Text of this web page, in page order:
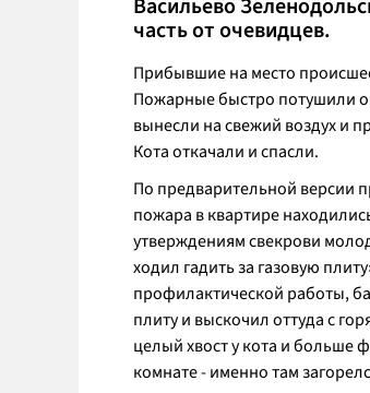
часть от очевидцев.
Прибывшие на место
Пожарные быстро потушили
вынесли на свежий воздух и
Кота откачали и спасли.
По предварительной версии
пожара в квартире
утверждениям свекрови
ходил гадить за газовую
профилактической работы,
плиту и выскочил оттуда с
целый хвост у кота и больше
комнате - именно там